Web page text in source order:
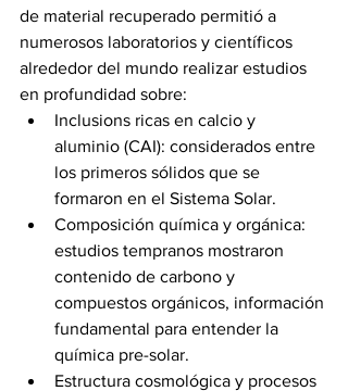
de material recuperado permitió a
numerosos laboratorios y científicos
alrededor del mundo realizar estudios
en profundidad sobre:
Inclusions ricas en calcio y
aluminio (CAI): considerados entre
los primeros sólidos que se
formaron en el Sistema Solar.
Composición química y orgánica:
estudios tempranos mostraron
contenido de carbono y
compuestos orgánicos, información
fundamental para entender la
química pre-solar.
Estructura cosmológica y procesos